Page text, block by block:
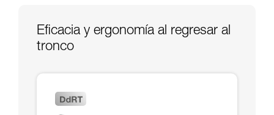
Eficacia y ergonomía al regresar al
tronco